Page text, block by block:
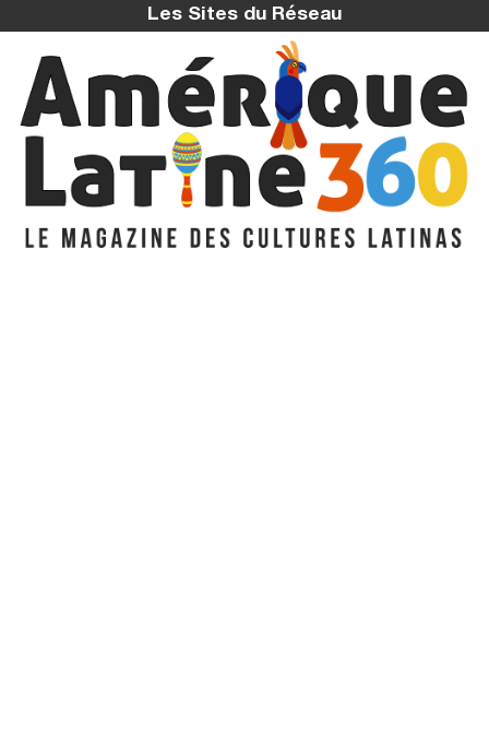
Les Sites du Réseau